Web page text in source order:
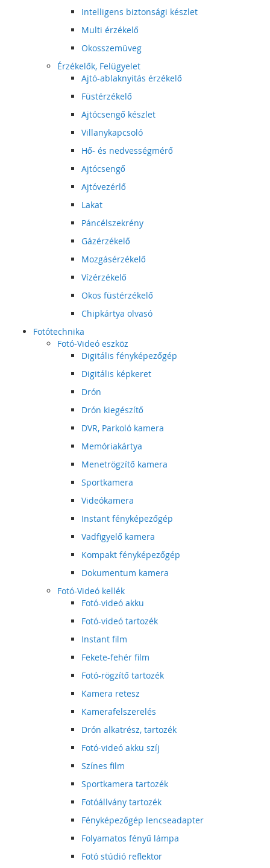
Intelligens biztonsági készlet
Multi érzékelő
Okosszemüveg
Érzékelők, Felügyelet
Ajtó-ablaknyitás érzékelő
Füstérzékelő
Ajtócsengő készlet
Villanykapcsoló
Hő- és nedvességmérő
Ajtócsengő
Ajtóvezérlő
Lakat
Páncélszekrény
Gázérzékelő
Mozgásérzékelő
Vízérzékelő
Okos füstérzékelő
Chipkártya olvasó
Fotótechnika
Fotó-Videó eszköz
Digitális fényképezőgép
Digitális képkeret
Drón
Drón kiegészítő
DVR, Parkoló kamera
Memóriakártya
Menetrögzítő kamera
Sportkamera
Videókamera
Instant fényképezőgép
Vadfigyelő kamera
Kompakt fényképezőgép
Dokumentum kamera
Fotó-Videó kellék
Fotó-videó akku
Fotó-videó tartozék
Instant film
Fekete-fehér film
Fotó-rögzítő tartozék
Kamera retesz
Kamerafelszerelés
Drón alkatrész, tartozék
Fotó-videó akku szíj
Színes film
Sportkamera tartozék
Fotóállvány tartozék
Fényképezőgép lencseadapter
Folyamatos fényű lámpa
Fotó stúdió reflektor